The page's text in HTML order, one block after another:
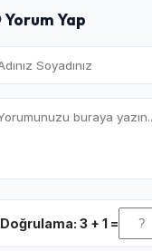
Yorum Yap
Doğrulama: 3 + 1 =